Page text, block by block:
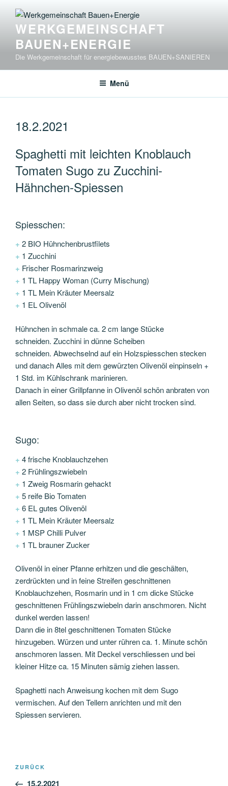
Inhalt
springenWERKGEMEINSCHAFT
BAUEN+ENERGIE
Die Werkgemeinschaft für energiebewusstes BAUEN+SANIEREN
Menü
18.2.2021
Spaghetti mit leichten Knoblauch
Tomaten Sugo zu Zucchini-
Hähnchen-Spiessen
Spiesschen:
+ 2 BIO Hühnchenbrustfilets
+ 1 Zucchini
+ Frischer Rosmarinzweig
+ 1 TL Happy Woman (Curry Mischung)
+ 1 TL Mein Kräuter Meersalz
+ 1 EL Olivenöl
Hühnchen in schmale ca. 2 cm lange Stücke
schneiden. Zucchini in dünne Scheiben
schneiden. Abwechselnd auf ein Holzspiesschen stecken
und danach Alles mit dem gewürzten Olivenöl einpinseln +
1 Std. im Kühlschrank marinieren.
Danach in einer Grillpfanne in Olivenöl schön anbraten von
allen Seiten, so dass sie durch aber nicht trocken sind.
Sugo:
+ 4 frische Knoblauchzehen
+ 2 Frühlingszwiebeln
+ 1 Zweig Rosmarin gehackt
+ 5 reife Bio Tomaten
+ 6 EL gutes Olivenöl
+ 1 TL Mein Kräuter Meersalz
+ 1 MSP Chilli Pulver
+ 1 TL brauner Zucker
Olivenöl in einer Pfanne erhitzen und die geschälten,
zerdrückten und in feine Streifen geschnittenen
Knoblauchzehen, Rosmarin und in 1 cm dicke Stücke
geschnittenen Frühlingszwiebeln darin anschmoren. Nicht
dunkel werden lassen!
Dann die in 8tel geschnittenen Tomaten Stücke
hinzugeben. Würzen und unter rühren ca. 1. Minute schön
anschmoren lassen. Mit Deckel verschliessen und bei
kleiner Hitze ca. 15 Minuten sämig ziehen lassen.
Spaghetti nach Anweisung kochen mit dem Sugo
vermischen. Auf den Tellern anrichten und mit den
Spiessen servieren.
Beitragsnavigation
Vorheriger
Beitrag
ZURÜCK
15.2.2021